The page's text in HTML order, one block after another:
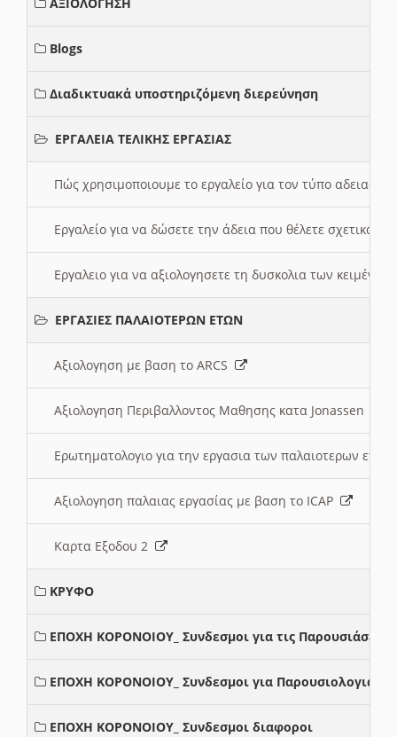
Blogs
Διαδικτυακά υποστηριζόμενη διερεύνηση
ΕΡΓΑΛΕΙΑ ΤΕΛΙΚΗΣ ΕΡΓΑΣΙΑΣ
Πώς χρησιμοποιουμε το εργαλείο για τον τύπο αδειας
Εργαλείο για να δώσετε την άδεια που θέλετε σχετικά
Εργαλειο για να αξιολογησετε τη δυσκολια των
ΕΡΓΑΣΙΕΣ ΠΑΛΑΙΟΤΕΡΩΝ ΕΤΩΝ
Αξιολογηση με βαση το ARCS
Αξιολογηση Περιβαλλοντος Μαθησης κατα Jonassen
Ερωτηματολογιο για την εργασια των παλαιοτερων
Αξιολογηση παλαιας εργασίας με βαση το ICAP
Καρτα Εξοδου 2
ΚΡΥΦΟ
ΕΠΟΧΗ ΚΟΡΟΝΟΙΟΥ_ Συνδεσμοι για τις Παρουσιάσεις
ΕΠΟΧΗ ΚΟΡΟΝΟΙΟΥ_ Συνδεσμοι για Παρουσιολογια
ΕΠΟΧΗ ΚΟΡΟΝΟΙΟΥ_ Συνδεσμοι διαφοροι